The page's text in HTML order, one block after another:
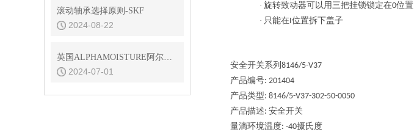
滚动轴承选择原则-SKF
2024-08-22
英国ALPHAMOISTURE阿尔法简介
2024-07-01
· 旋转致动器可以用三把挂锁锁定在0位置
· 只能在I位置拆下盖子
安全开关系列 8146/5-V37
产品编号: 201404
产品类型: 8146/5-V37-302-50-0050
产品描述: 安全开关
量滴环境温度: -40摄氏度